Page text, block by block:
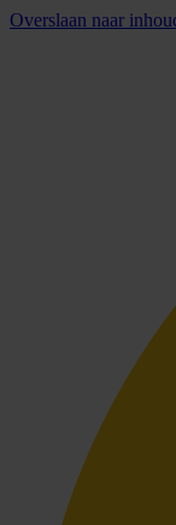
Overslaan naar